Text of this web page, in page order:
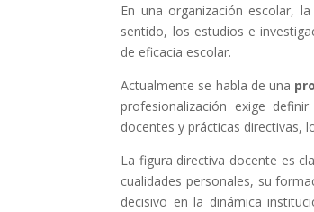
En una organización escolar,
sentido, los estudios e
de eficacia escolar.
Actualmente se habla de una
profesionalización exige
docentes y prácticas directivas,
La figura directiva docente es
cualidades personales, su
decisivo en la dinámica